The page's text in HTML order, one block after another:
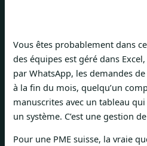
Vous êtes probablement dans
des équipes est géré dans
par WhatsApp, les demandes
à la fin du mois, quelqu’un
manuscrites avec un tableau qui
un système. C’est une gestion
Pour une PME suisse, la vraie